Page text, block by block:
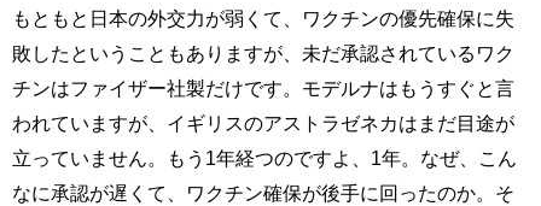
もともと日本の外交力が弱くて、ワクチンの優先確保に失
敗したということもありますが、未だ承認されているワク
チンはファイザー社製だけです。モデルナはもうすぐと言
われていますが、イギリスのアストラゼネカはまだ目途が
立っていません。もう1年経つのですよ、1年。なぜ、こん
なに承認が遅くて、ワクチン確保が後手に回ったのか。そ